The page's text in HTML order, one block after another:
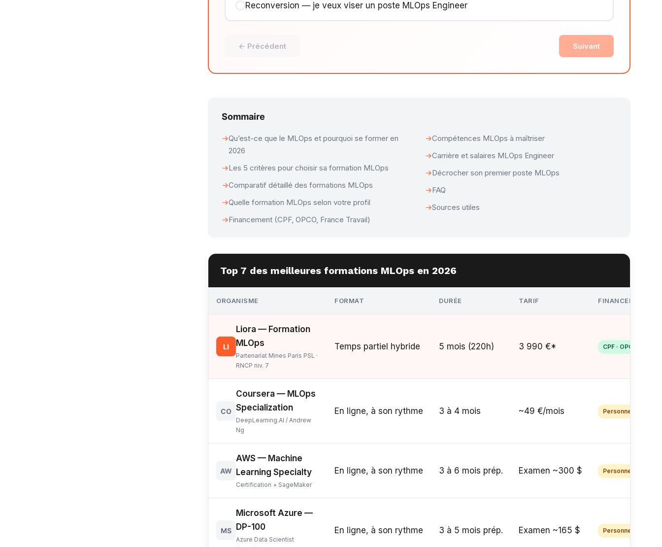
Reconversion — je veux viser un poste MLOps Engineer
← Précédent Suivant
Sommaire
Qu’est-ce que le MLOps et pourquoi se former en
2026
Les 5 critères pour choisir sa formation MLOps
Comparatif détaillé des formations MLOps
Quelle formation MLOps selon votre profil
Financement (CPF, OPCO, France Travail)
Compétences MLOps à maîtriser
Carrière et salaires MLOps Engineer
Décrocher son premier poste MLOps
FAQ
Sources utiles
Top 7 des meilleures formations MLOps en 2026
ORGANISME FORMAT DURÉE TARIF FINANCEMENT
LI
Liora — Formation
MLOps
Partenariat Mines Paris PSL ·
RNCP niv. 7
Temps partiel hybride 5 mois (220h) 3 990 €* CPF · OPCO
CO
Coursera — MLOps
Specialization
DeepLearning.AI / Andrew
Ng
En ligne, à son rythme 3 à 4 mois ~49 €/mois Personnel
AW
AWS — Machine
Learning Specialty
Certification + SageMaker
En ligne, à son rythme 3 à 6 mois prép. Examen ~300 $ Personnel
MS
Microsoft Azure —
DP-100
Azure Data Scientist
En ligne, à son rythme 3 à 5 mois prép. Examen ~165 $ Personnel